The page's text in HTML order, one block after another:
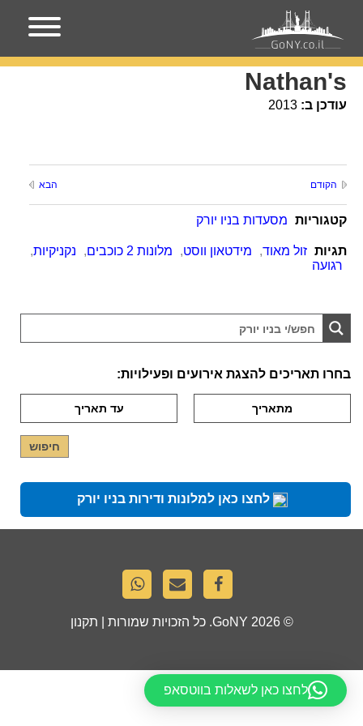
עמוד הבית מקומות בניו-יורק
Nathan's
עודכן ב: 2013
הקודם הבא
קטגוריות מסעדות בניו יורק
תגיות זול מאוד, מידטאון ווסט, מלונות 2 כוכבים , נקניקיות,
רגועה
בחרו תאריכים להצגת אירועים ופעילויות:
לחצו כאן למלונות ודירות בניו יורק
© 2026
GoNY. כל הזכויות שמורות | תקנון
לחצו כאן לשאלות בווטסאפ